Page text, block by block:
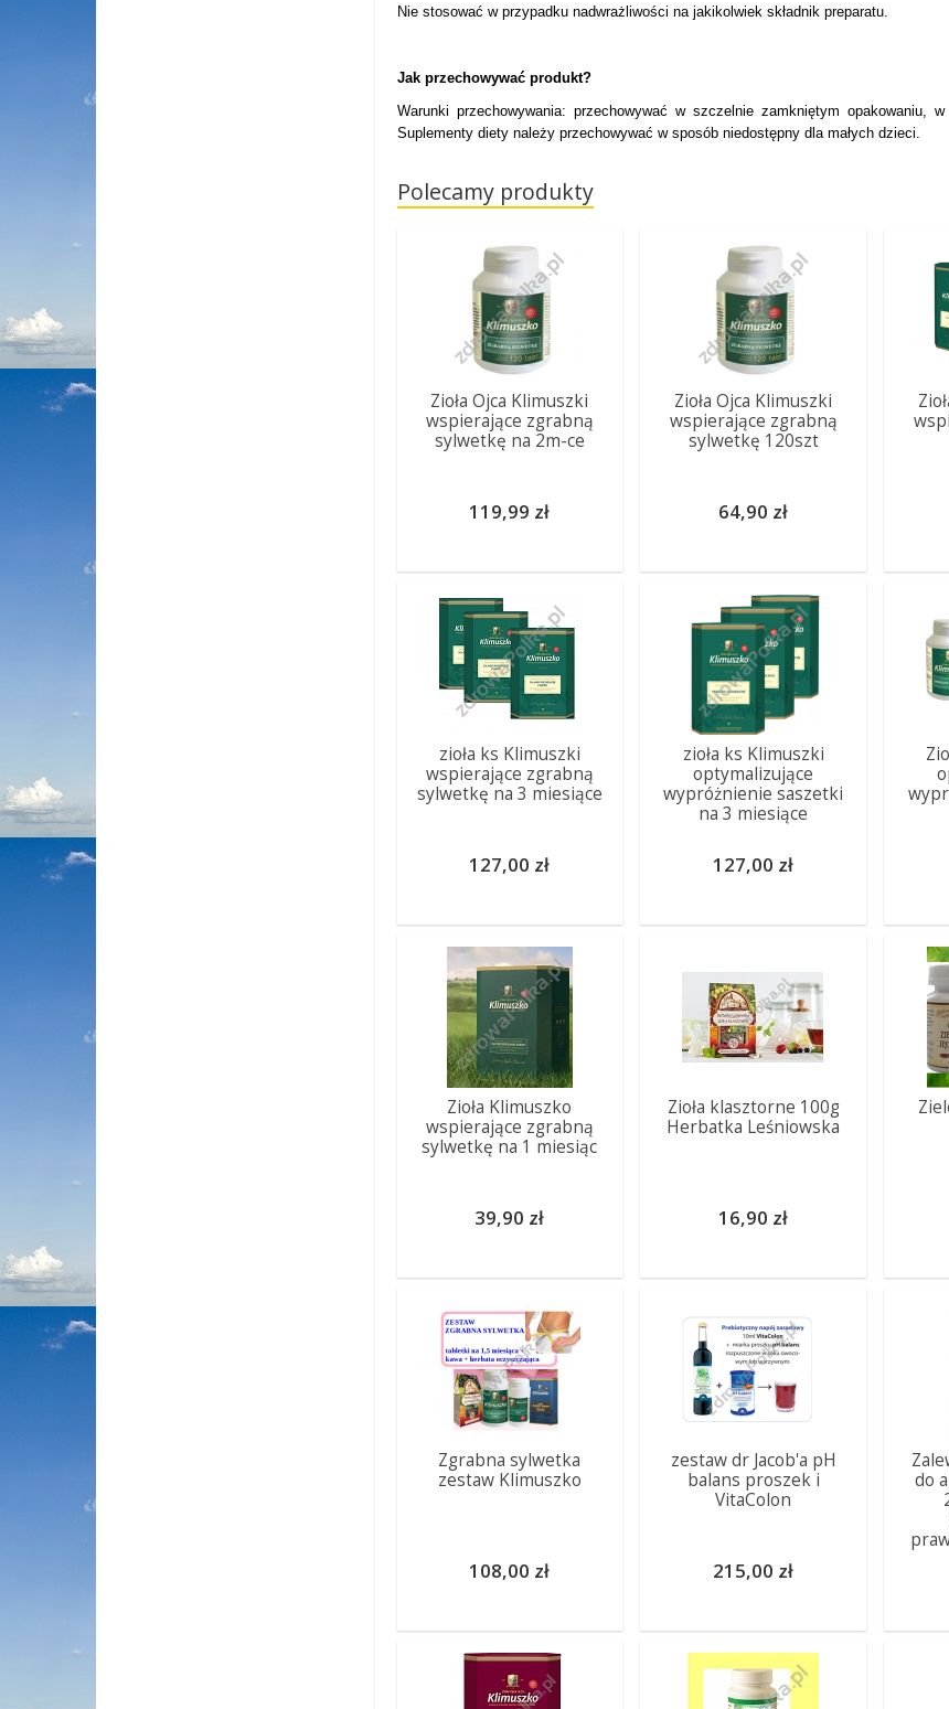
Nie stosować w przypadku nadwrażliwości na jakikolwiek składnik preparatu.
Jak przechowywać produkt?
Warunki przechowywania: przechowywać w szczelnie zamkniętym opakowaniu,
Suplementy diety należy przechowywać w sposób niedostępny dla małych dzieci.
Polecamy produkty
Zioła Ojca Klimuszki
wspierające zgrabną
sylwetkę na 2m-ce
119,99 zł
Zioła Ojca Klimuszki
wspierające zgrabną
sylwetkę 120szt
64,90 zł
zioła ks Klimuszki
wspierające zgrabną
sylwetkę na 3 miesiące
127,00 zł
zioła ks Klimuszki
optymalizujące
wypróżnienie saszetki
na 3 miesiące
127,00 zł
Zioła Klimuszko
wspierające zgrabną
sylwetkę na 1 miesiąc
39,90 zł
Zioła klasztorne 100g
Herbatka Leśniowska
16,90 zł
Zgrabna sylwetka
zestaw Klimuszko
108,00 zł
zestaw dr Jacob'a pH
balans proszek i
VitaColon
215,00 zł
do